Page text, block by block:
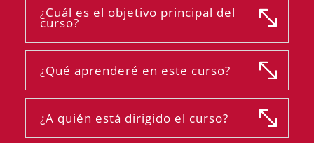
¿Cuál es el objetivo principal del
curso?
¿Qué aprenderé en este curso?
¿A quién está dirigido el curso?